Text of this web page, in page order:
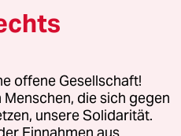
offene Gesellschaft!
die sich gegen
unsere Solidarität.